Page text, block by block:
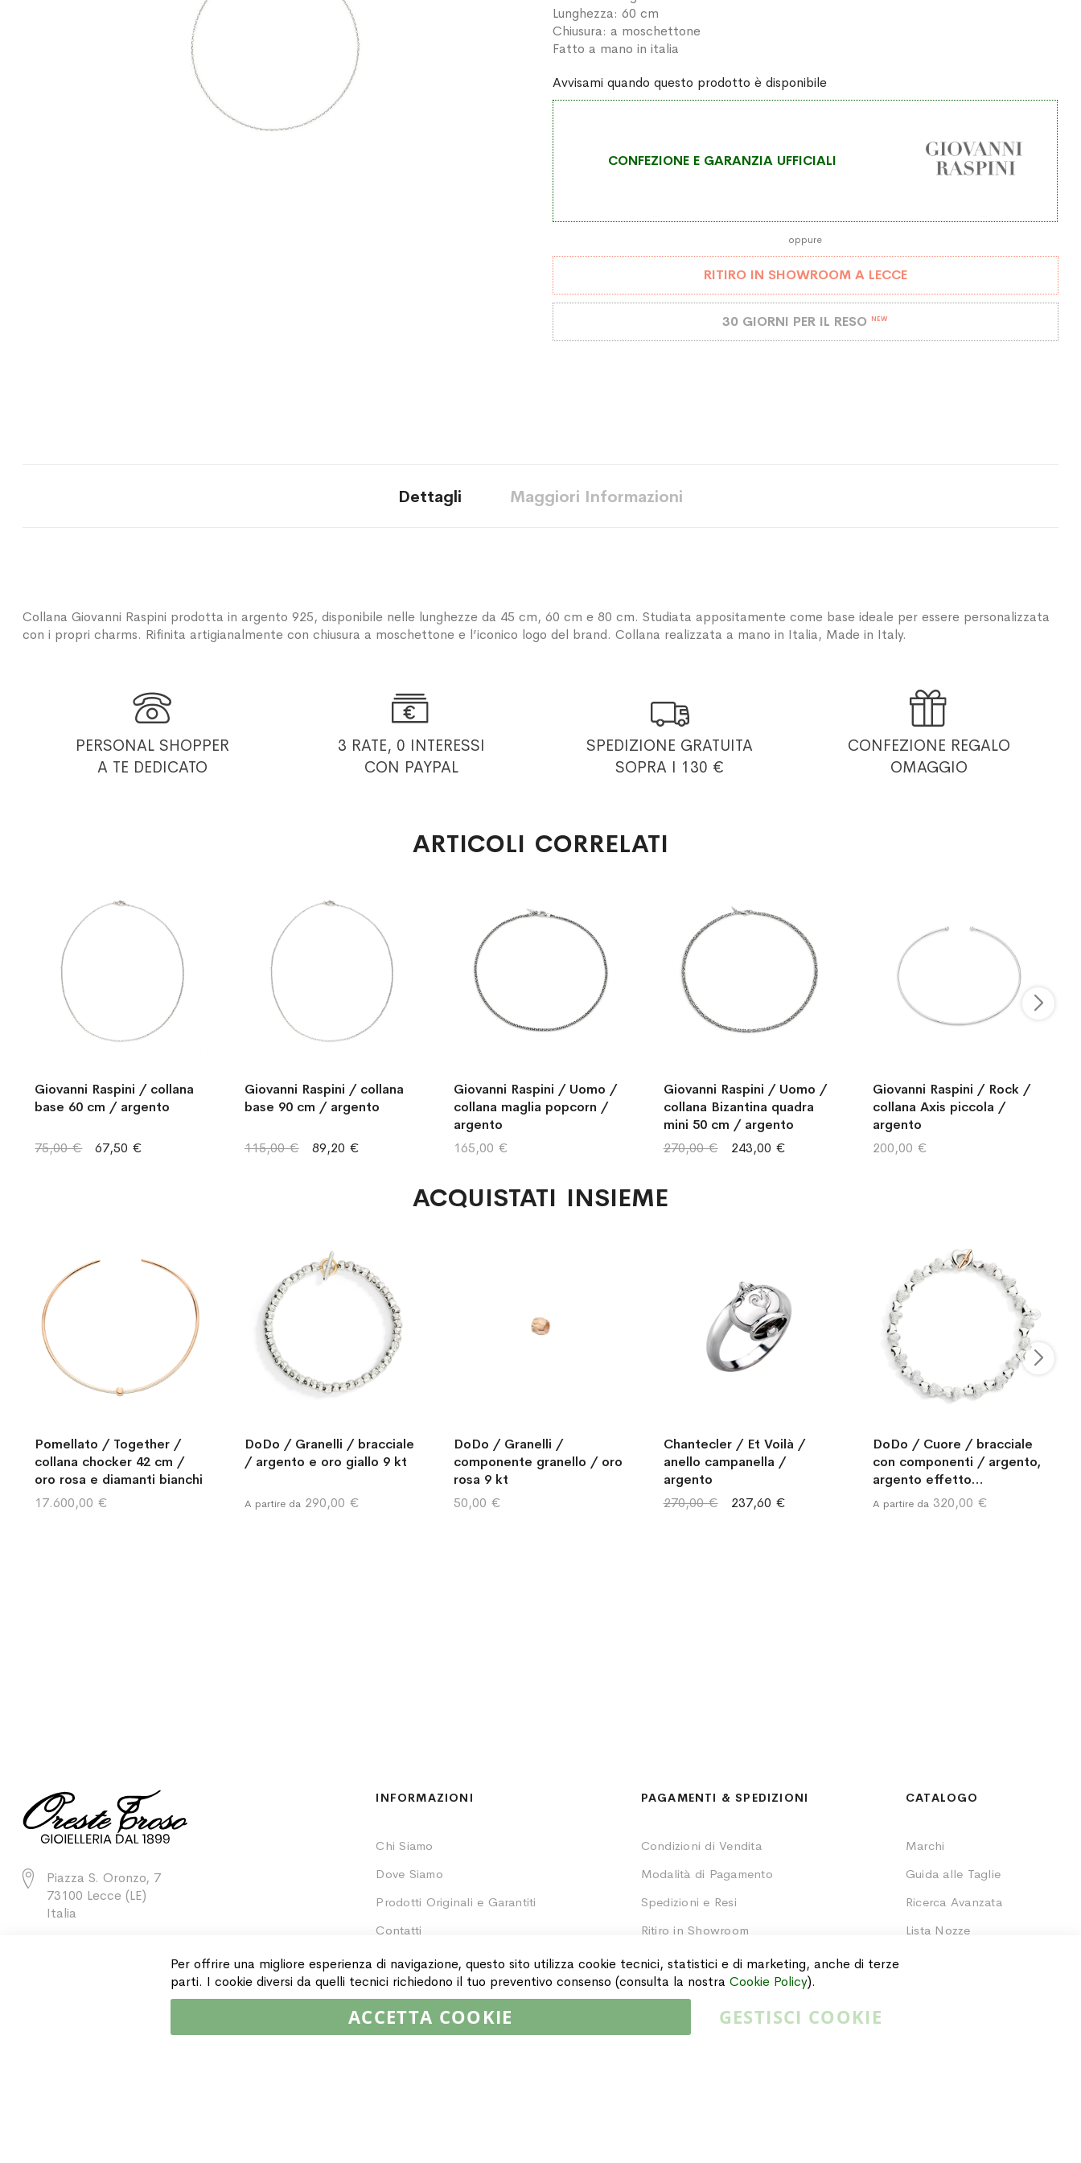
Lunghezza: 60 cm
Chiusura: a moschettone
Fatto a mano in italia
Avvisami quando questo prodotto è disponibile
CONFEZIONE E GARANZIA UFFICIALI
oppure
RITIRO IN SHOWROOM A LECCE
30 GIORNI PER IL RESO NEW
Dettagli
Collana Giovanni Raspini prodotta in argento 925, disponibile nelle lunghezze da 45 cm, 60 cm e 80 cm. Studiata appositamente come base ideale per essere personalizzata
con i propri charms. Rifinita artigianalmente con chiusura a moschettone e l’iconico logo del brand. Collana realizzata a mano in Italia, Made in Italy.
Maggiori Informazioni

PERSONAL SHOPPER
A TE DEDICATO

3 RATE, 0 INTERESSI
CON PAYPAL

SPEDIZIONE GRATUITA
SOPRA I 130 €

CONFEZIONE REGALO
OMAGGIO
ARTICOLI CORRELATI
Giovanni Raspini / collana
base 60 cm / argento
67,50 €
75,00 €
Giovanni Raspini / collana
base 90 cm / argento
89,20 €
115,00 €
Giovanni Raspini / Uomo /
collana maglia popcorn /
argento
165,00 €
Giovanni Raspini / Uomo /
collana Bizantina quadra
mini 50 cm / argento
243,00 €
270,00 €
Giovanni Raspini / Rock /
collana Axis piccola /
argento
200,00 €
ACQUISTATI INSIEME
Pomellato / Together /
collana chocker 42 cm /
oro rosa e diamanti bianchi
17.600,00 €
DoDo / Granelli / bracciale
/ argento e oro giallo 9 kt
A partire da 290,00 €
DoDo / Granelli /
componente granello / oro
rosa 9 kt
50,00 €
Chantecler / Et Voilà /
anello campanella /
argento
237,60 €
270,00 €
DoDo / Cuore / bracciale
con componenti / argento,
argento effetto
diamantato e oro rosa 9 kt
A partire da 320,00 €
Piazza S. Oronzo, 7
73100 Lecce (LE)
Italia
INFORMAZIONI
Chi Siamo
Dove Siamo
Prodotti Originali e Garantiti
Contatti
PAGAMENTI & SPEDIZIONI
Condizioni di Vendita
Modalità di Pagamento
Spedizioni e Resi
Ritiro in Showroom
Monitoraggio Ordini
CATALOGO
Marchi
Guida alle Taglie
Ricerca Avanzata
Lista Nozze
Copyright © 2015 Gioielleria Oreste Troso. All rights reserved. P. IVA IT02064590751
Per offrire una migliore esperienza di navigazione, questo sito utilizza cookie tecnici, statistici e di marketing, anche di terze
parti. I cookie diversi da quelli tecnici richiedono il tuo preventivo consenso (consulta la nostra Cookie Policy).
ACCETTA COOKIE GESTISCI COOKIE